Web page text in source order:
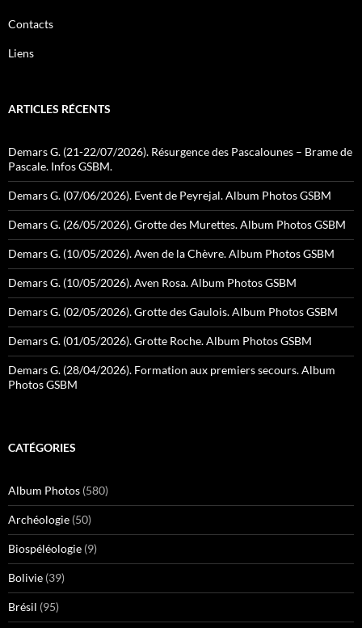
Contacts
Liens
ARTICLES RÉCENTS
Demars G. (21-22/07/2026). Résurgence des Pascalounes – Brame de
Pascale. Infos GSBM.
Demars G. (07/06/2026). Event de Peyrejal. Album Photos GSBM
Demars G. (26/05/2026). Grotte des Murettes. Album Photos GSBM
Demars G. (10/05/2026). Aven de la Chèvre. Album Photos GSBM
Demars G. (10/05/2026). Aven Rosa. Album Photos GSBM
Demars G. (02/05/2026). Grotte des Gaulois. Album Photos GSBM
Demars G. (01/05/2026). Grotte Roche. Album Photos GSBM
Demars G. (28/04/2026). Formation aux premiers secours. Album
Photos GSBM
CATÉGORIES
Album Photos (580)
Archéologie (50)
Biospéléologie (9)
Bolivie (39)
Brésil (95)